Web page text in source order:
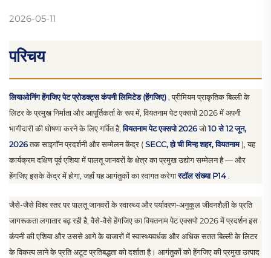
2026-05-11
परिचय
लियाओनिंग हेंगजिए पेट प्रोडक्ट्स कंपनी लिमिटेड (हेंगजिए) , प्रीमियम प्राकृतिक बिल्ली के
लिटर के प्रमुख निर्माता और आपूर्तिकर्ता के रूप में, वियतनाम पेट एक्सपो 2026 में अपनी
भागीदारी की घोषणा करने के लिए गर्वित है,वियतनाम पेट एक्सपो 2026जो10 से 12 जून,
2026तक साइगॉन प्रदर्शनी और सम्मेलन केंद्र (SECC, हो ची मिन्ह शहर, वियतनाम), यह
कार्यक्रम दक्षिण पूर्व एशिया में पालतू जानवरों के क्षेत्र का प्रमुख उद्योग सम्मेलन है — और
हेंगजिए इसके केंद्र में होगा, जहाँ यह आगंतुकों का स्वागत करेगास्टॉल संख्या P14 .
जैसे-जैसे विश्व स्तर पर पालतू जानवरों के स्वास्थ्य और पर्यावरण-अनुकूल जीवनशैली के प्रति
जागरूकता लगातार बढ़ रही है, वैसे-वैसे हेंगजिए का वियतनाम पेट एक्सपो 2026 में प्रदर्शन इस
कंपनी की एशिया और उससे आगे के बाजारों में स्वास्थ्यवर्धक और अधिक सतत बिल्ली के लिटर
के विकल्प लाने के प्रति अटूट प्रतिबद्धता को दर्शाता है। आगंतुकों को हेंगजिए की प्रमुख उत्पाद